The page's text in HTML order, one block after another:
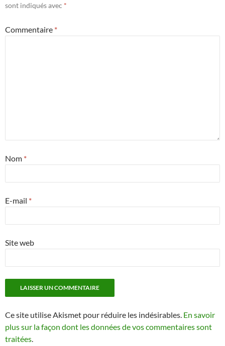
sont indiqués avec *
Commentaire *
Nom *
E-mail *
Site web
Ce site utilise Akismet pour réduire les indésirables. En savoir
plus sur la façon dont les données de vos commentaires sont
traitées